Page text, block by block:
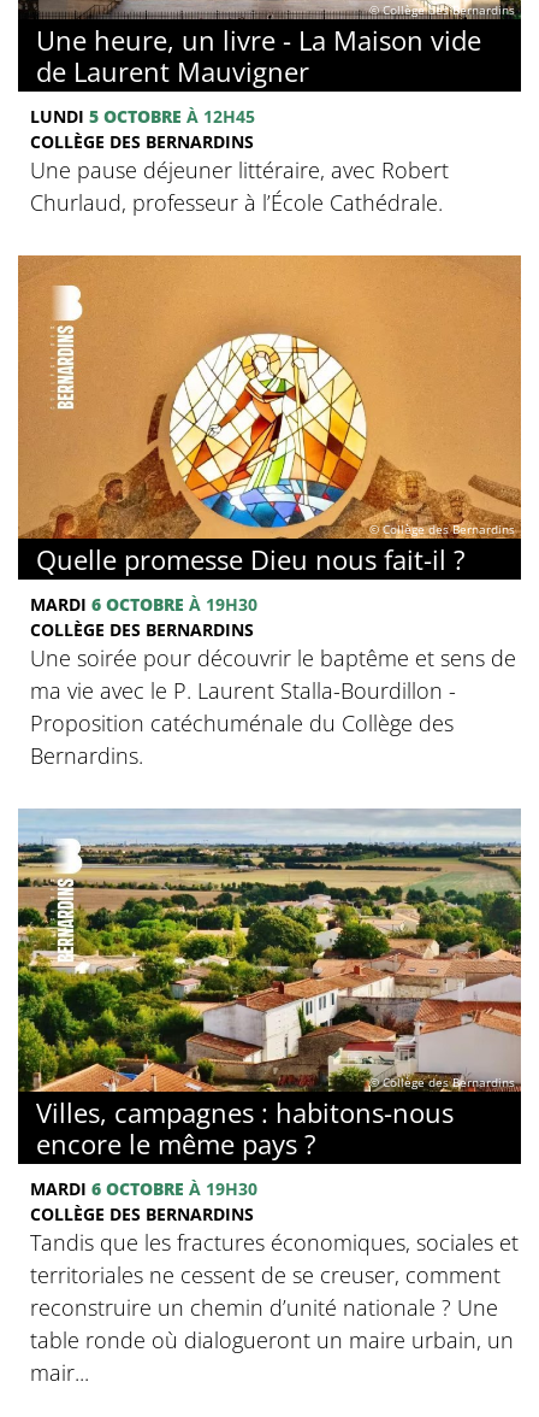
© Collège des Bernardins
Une heure, un livre - La Maison vide
de Laurent Mauvigner
LUNDI 5 OCTOBRE À 12H45
COLLÈGE DES BERNARDINS
Une pause déjeuner littéraire, avec Robert
Churlaud, professeur à l’École Cathédrale.
© Collège des Bernardins
Quelle promesse Dieu nous fait-il ?
MARDI 6 OCTOBRE À 19H30
COLLÈGE DES BERNARDINS
Une soirée pour découvrir le baptême et sens de
ma vie avec le P. Laurent Stalla-Bourdillon -
Proposition catéchuménale du Collège des
Bernardins.
© Collège des Bernardins
Villes, campagnes : habitons-nous
encore le même pays ?
MARDI 6 OCTOBRE À 19H30
COLLÈGE DES BERNARDINS
Tandis que les fractures économiques, sociales et
territoriales ne cessent de se creuser, comment
reconstruire un chemin d’unité nationale ? Une
table ronde où dialogueront un maire urbain, un
mair...